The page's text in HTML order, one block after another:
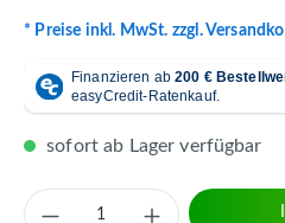
* Preise inkl. MwSt. zzgl.
sofort ab Lager verfügbar
Produkt Anzahl: Gib